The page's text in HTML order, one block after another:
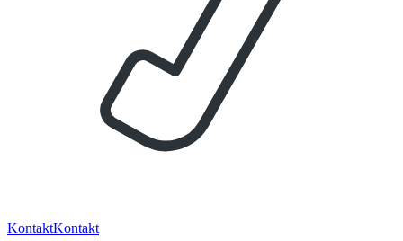
KontaktKontakt